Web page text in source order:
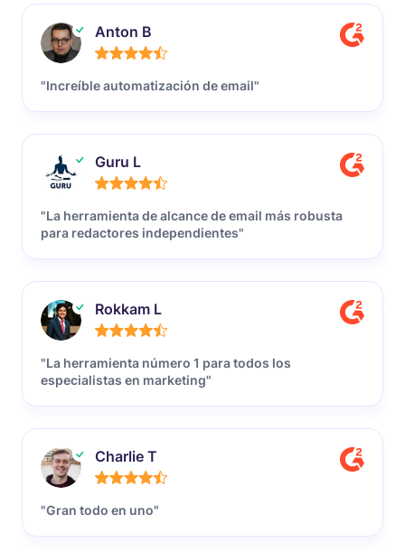
Anton B
"Increíble automatización de email"
Guru L
"La herramienta de alcance de email más robusta
para redactores independientes"
Rokkam L
"La herramienta número 1 para todos los
especialistas en marketing"
Charlie T
"Gran todo en uno"